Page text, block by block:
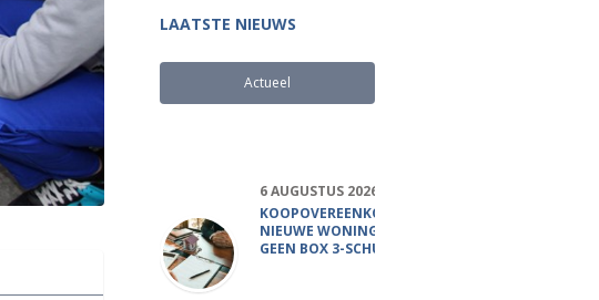
LAATSTE NIEUWS
Actueel
6 AUGUSTUS 2026
KOOPOVEREENKOMST
NIEUWE WONING
GEEN BOX 3-SCHULD